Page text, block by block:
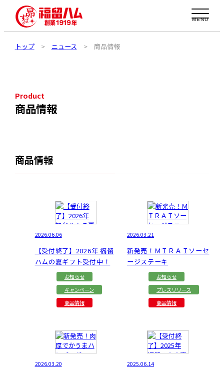
MENU
トップ > ニュース > 商品情報
Product
商品情報
商品情報
2026.06.06
【受付終了】2026年 福留
ハムの夏ギフト受付中！
お知らせ
キャンペーン
商品情報
2026.03.21
新発売！ＭＩＲＡＩソーセ
ージステーキ
お知らせ
プレスリリース
商品情報
2026.03.20 2025.06.14